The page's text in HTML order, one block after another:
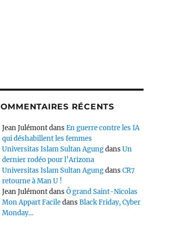
RÉCENTS
Jean JulémontdansEn guerre contre les IA
qui déshabillent les femmes
Universitas Islam Sultan AgungdansUn
dernier rodéo pour l’Arizona
Universitas Islam Sultan AgungdansCR7
retourne à Man U !
Jean JulémontdansÔ grand Saint-Nicolas
Mon Appart FaciledansBlack Friday, Cyber
Monday…